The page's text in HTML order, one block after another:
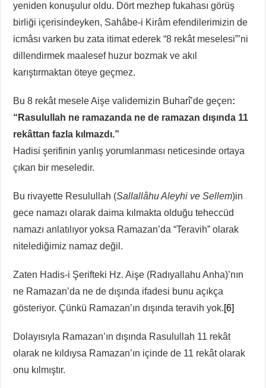
yeniden konuşulur oldu. Dört mezhep fukahası görüş
birliği içerisindeyken, Sahâbe-i Kirâm efendilerimizin de
icmâsı varken bu zata itimat ederek “8 rekât meselesi”’ni
dillendirmek maalesef huzur bozmak ve akıl
karıştırmaktan öteye geçmez.
Bu 8 rekât mesele Aişe validemizin Buharî’de geçen:
“Rasulullah ne ramazanda ne de ramazan dışında 11
rekâttan fazla kılmazdı.”
Hadisi şerifinin yanlış yorumlanması neticesinde ortaya
çıkan bir meseledir.
Bu rivayette Resulullah (Sallallâhu Aleyhi ve Sellem)in
gece namazı olarak daima kılmakta olduğu teheccüd
namazı anlatılıyor yoksa Ramazan’da “Teravih” olarak
nitelediğimiz namaz değil.
Zaten Hadis-i Şerifteki Hz. Aişe (Radıyallahu Anha)’nın
ne Ramazan’da ne de dışında ifadesi bunu açıkça
gösteriyor. Çünkü Ramazan’ın dışında teravih yok.[6]
Dolayısıyla Ramazan’ın dışında Rasulullah 11 rekât
olarak ne kıldıysa Ramazan’ın içinde de 11 rekât olarak
onu kılmıştır.